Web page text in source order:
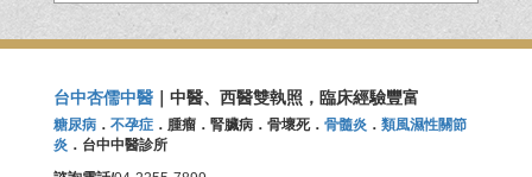
台中杏儒中醫｜中醫、西醫雙執照，臨床經驗豐富
糖尿病． 不孕症．腫瘤．腎臟病．骨壞死． 骨髓炎． 類風濕性關節
炎．台中中醫診所